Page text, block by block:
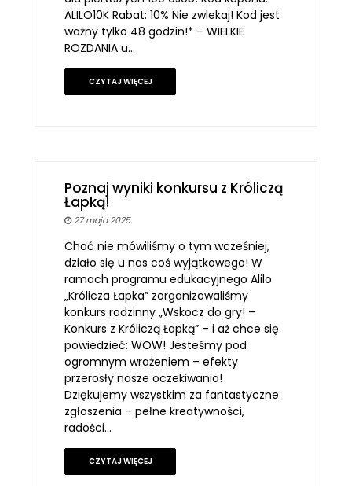
ALILO10K Rabat: 10% Nie zwlekaj! Kod jest
ważny tylko 48 godzin!* – WIELKIE
ROZDANIA u…
CZYTAJ WIĘCEJ
Poznaj wyniki konkursu z Króliczą
Łapką!
27 maja 2025
Choć nie mówiliśmy o tym wcześniej,
działo się u nas coś wyjątkowego! W
ramach programu edukacyjnego Alilo
„Królicza Łapka” zorganizowaliśmy
konkurs rodzinny „Wskocz do gry! –
Konkurs z Króliczą Łapką” – i aż chce się
powiedzieć: WOW! Jesteśmy pod
ogromnym wrażeniem – efekty
przerosły nasze oczekiwania!
Dziękujemy wszystkim za fantastyczne
zgłoszenia – pełne kreatywności,
radości…
CZYTAJ WIĘCEJ